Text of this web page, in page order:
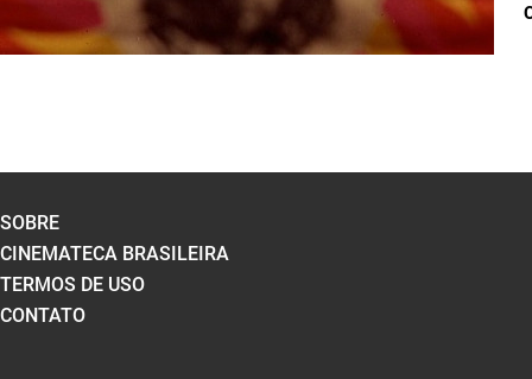
SOBRE
CINEMATECA BRASILEIRA
TERMOS DE USO
CONTATO